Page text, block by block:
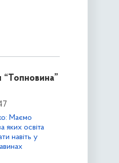
“Топновина”
Маємо
яких освіта
навіть у